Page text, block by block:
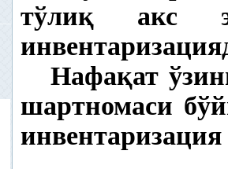
тўлиқ акс
Нафақат
шартномаси
инвентаризация